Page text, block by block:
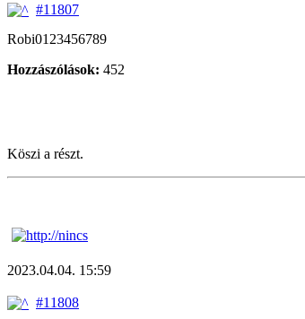
#11807
Robi0123456789
Hozzászólások: 452
Köszi a részt.
2023.04.04. 15:59
#11808